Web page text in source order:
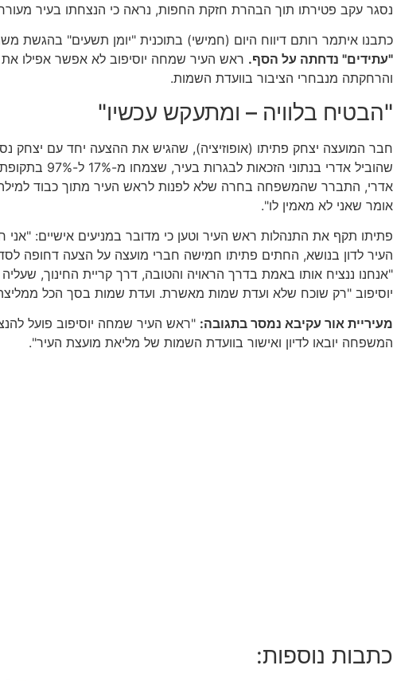
נסגר עקב פטירתו תוך הבהרת חזקת החפות, נראה כי הנצחתו בעיר
כתבנו איתמר רותם דיווח היום (חמישי) בתוכנית "יומן תשעים" בהגשת
"עתידים" נדחתה על הסף. ראש העיר שמחה יוסיפוב לא אפשר אפילו
והרחקתה מנבחרי הציבור בוועדת השמות.
"הבטיח בלוויה – ומתעקש עכשיו"
חבר המועצה יצחק פתיתו (אופוזיציה), שהגיש את ההצעה יחד עם יצחק
שהוביל
אדרי, התברר שהמשפחה בחרה שלא לפנות לראש העיר מתוך כבוד למילה
אומר שאני לא מאמין לו".
פתיתו תקף את התנהלות ראש העיר וטען כי מדובר במניעים אישיים:
העיר לדון בנושא, החתים פתיתו חמישה חברי מועצה על הצעה דחופה
"אנחנו ננציח אותו באמת בדרך הראויה והטובה, דרך קריית החינוך,
יוסיפוב "רק שוכח שלא ועדת שמות מאשרת. ועדת שמות בסך הכל
מעיריית אור עקיבא נמסר בתגובה: "ראש העיר שמחה יוסיפוב פועל
המשפחה יובאו לדיון ואישור בוועדת השמות של מליאת מועצת העיר".
כתבות נוספות: